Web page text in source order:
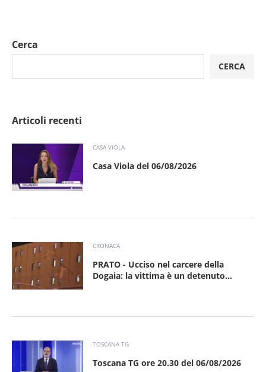
Cerca
CERCA
Articoli recenti
CASA VIOLA
Casa Viola del 06/08/2026
CRONACA
PRATO - Ucciso nel carcere della
Dogaia: la vittima è un detenuto...
TOSCANA TG
Toscana TG ore 20.30 del 06/08/2026